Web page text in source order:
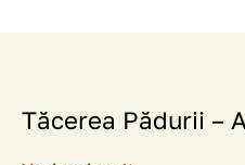
Tăcerea Pădurii –